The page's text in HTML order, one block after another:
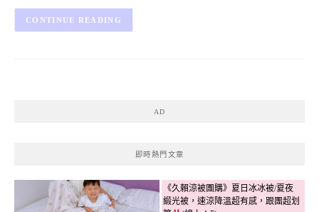
CONTINUE READING
AD
即時熱門文章
《久賴涼被團購》夏日冰冰被/夏夜
緞光被，速涼降溫超有感，跟團超划